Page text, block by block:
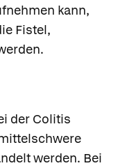
kann,
Fistel,
der Colitis
werden. Bei